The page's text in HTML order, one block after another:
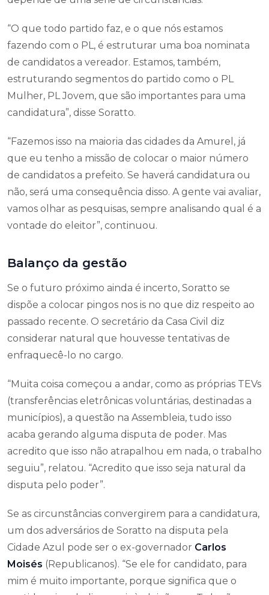
“O que todo partido faz, e o que nós estamos
fazendo com o PL, é estruturar uma boa nominata
de candidatos a vereador. Estamos, também,
estruturando segmentos do partido como o PL
Mulher, PL Jovem, que são importantes para uma
candidatura”, disse Soratto.
“Fazemos isso na maioria das cidades da Amurel, já
que eu tenho a missão de colocar o maior número
de candidatos a prefeito. Se haverá candidatura ou
não, será uma consequência disso. A gente vai avaliar,
vamos olhar as pesquisas, sempre analisando qual é a
vontade do eleitor”, continuou.
Balanço da gestão
Se o futuro próximo ainda é incerto, Soratto se
dispõe a colocar pingos nos is no que diz respeito ao
passado recente. O secretário da Casa Civil diz
considerar natural que houvesse tentativas de
enfraquecê-lo no cargo.
“Muita coisa começou a andar, como as próprias TEVs
(transferências eletrônicas voluntárias, destinadas a
municípios), a questão na Assembleia, tudo isso
acaba gerando alguma disputa de poder. Mas
acredito que isso não atrapalhou em nada, o trabalho
seguiu”, relatou. “Acredito que isso seja natural da
disputa pelo poder”.
Se as circunstâncias convergirem para a candidatura,
um dos adversários de Soratto na disputa pela
Cidade Azul pode ser o ex-governador Carlos
Moisés (Republicanos). “Se ele for candidato, para
mim é muito importante, porque significa que o